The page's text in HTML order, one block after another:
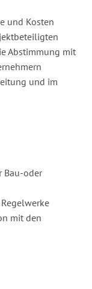
und Kosten
Abstimmung mit
und im
Bau-oder
mit den